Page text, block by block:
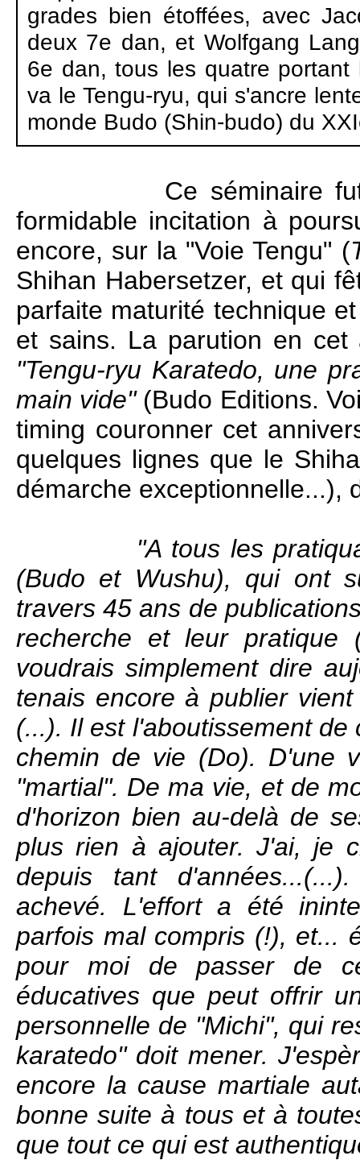
grades bien étoffées, avec
deux 7e dan, et Wolfgang
6e dan, tous les quatre portant
va le Tengu-ryu, qui s'ancre
monde Budo (Shin-budo) du
Ce séminaire
formidable incitation à
encore, sur la "Voie Tengu" (
Shihan Habersetzer, et qui
parfaite maturité technique
et sains. La parution en cet
"Tengu-ryu Karatedo, une
main vide"(Budo Editions.
timing couronner cet
quelques lignes que le
démarche exceptionnelle...),
"A tous les
(Budo et Wushu), qui ont
travers 45 ans de
recherche et leur
voudrais simplement dire
tenais encore à publier
(...). Il est l'aboutissement
chemin de vie (Do). D'une
"martial". De ma vie, et de
d'horizon bien au-delà de
plus rien à ajouter. J'ai, je
depuis tant
achevé. L'effort a été
parfois mal compris (!), et...
pour moi de passer de
éducatives que peut offrir
personnelle de "Michi", qui
karatedo" doit mener.
encore la cause martiale
bonne suite à tous et à
que tout ce qui est